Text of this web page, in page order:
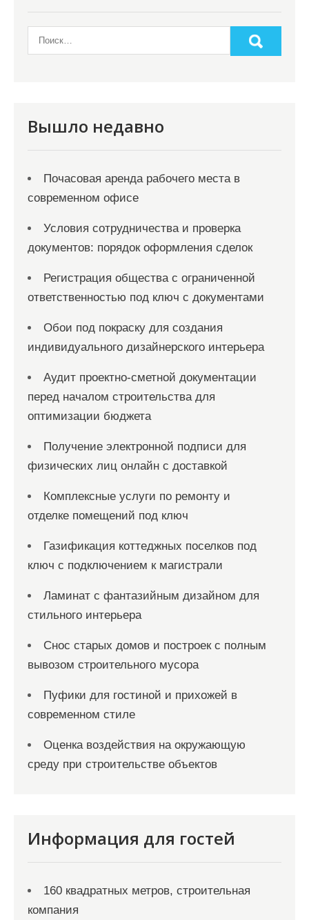
Вышло недавно
Почасовая аренда рабочего места в
современном офисе
Условия сотрудничества и проверка
документов: порядок оформления сделок
Регистрация общества с ограниченной
ответственностью под ключ с документами
Обои под покраску для создания
индивидуального дизайнерского интерьера
Аудит проектно-сметной документации
перед началом строительства для
оптимизации бюджета
Получение электронной подписи для
физических лиц онлайн с доставкой
Комплексные услуги по ремонту и
отделке помещений под ключ
Газификация коттеджных поселков под
ключ с подключением к магистрали
Ламинат с фантазийным дизайном для
стильного интерьера
Снос старых домов и построек с полным
вывозом строительного мусора
Пуфики для гостиной и прихожей в
современном стиле
Оценка воздействия на окружающую
среду при строительстве объектов
Информация для гостей
160 квадратных метров, строительная
компания